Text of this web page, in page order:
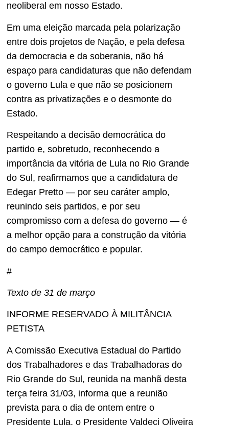
neoliberal em nosso Estado.
Em uma eleição marcada pela polarização
entre dois projetos de Nação, e pela defesa
da democracia e da soberania, não há
espaço para candidaturas que não defendam
o governo Lula e que não se posicionem
contra as privatizações e o desmonte do
Estado.
Respeitando a decisão democrática do
partido e, sobretudo, reconhecendo a
importância da vitória de Lula no Rio Grande
do Sul, reafirmamos que a candidatura de
Edegar Pretto — por seu caráter amplo,
reunindo seis partidos, e por seu
compromisso com a defesa do governo — é
a melhor opção para a construção da vitória
do campo democrático e popular.
#
Texto de 31 de março
INFORME RESERVADO À MILITÂNCIA
PETISTA
A Comissão Executiva Estadual do Partido
dos Trabalhadores e das Trabalhadoras do
Rio Grande do Sul, reunida na manhã desta
terça feira 31/03, informa que a reunião
prevista para o dia de ontem entre o
Presidente Lula, o Presidente Valdeci Oliveira